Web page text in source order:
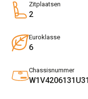
Zitplaatsen
2
Euroklasse
6
Chassisnummer